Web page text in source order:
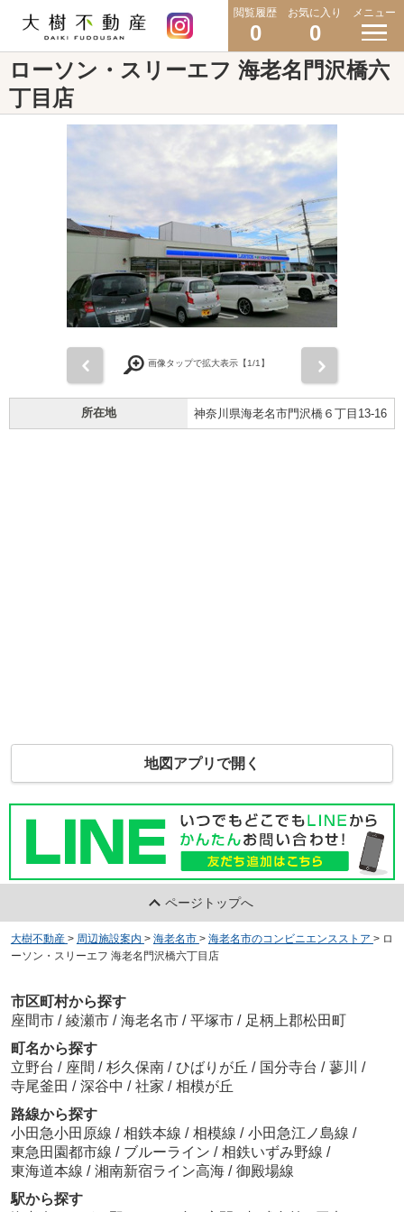
閲覧履歴
0
お気に入り
0
メニュー
ローソン・スリーエフ 海老名門沢橋六
丁目店
画像タップで拡大表示【1/1】
所在地 神奈川県海老名市門沢橋６丁目13-16
地図アプリで開く
ページトップへ
大樹不動産 > 周辺施設案内 > 海老名市 > 海老名市のコンビニエンスストア > ロ
ーソン・スリーエフ 海老名門沢橋六丁目店
市区町村から探す
座間市 / 綾瀬市 / 海老名市 / 平塚市 / 足柄上郡松田町
町名から探す
立野台 / 座間 / 杉久保南 / ひばりが丘 / 国分寺台 / 蓼川 /
寺尾釜田 / 深谷中 / 社家 / 相模が丘
路線から探す
小田急小田原線 / 相鉄本線 / 相模線 / 小田急江ノ島線 /
東急田園都市線 / ブルーライン / 相鉄いずみ野線 /
東海道本線 / 湘南新宿ライン高海 / 御殿場線
駅から探す